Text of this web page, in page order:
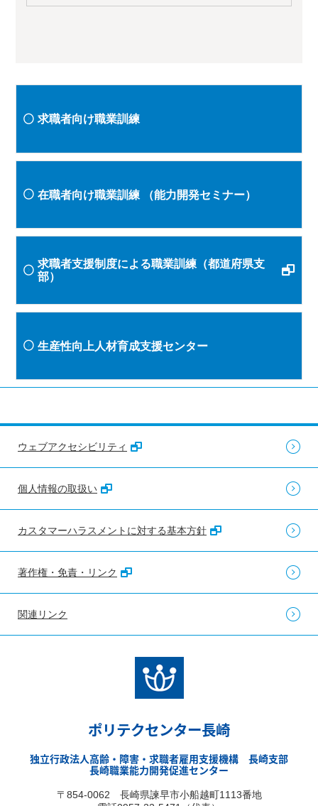
求職者向け職業訓練
在職者向け職業訓練 （能力開発セミナー）
求職者支援制度による職業訓練（都道府県支
部）
生産性向上人材育成支援センター
ウェブアクセシビリティ
個人情報の取扱い
カスタマーハラスメントに対する基本方針
著作権・免責・リンク
関連リンク
ポリテクセンター長崎
独立行政法人高齢・障害・求職者雇用支援機構 長崎支部
長崎職業能力開発促進センター
〒854-0062 長崎県諫早市小船越町1113番地